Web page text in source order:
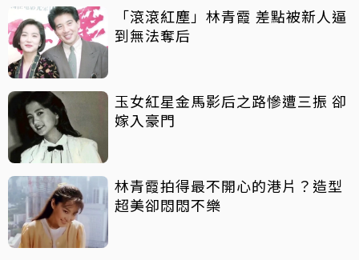
「滾滾紅塵」林青霞 差點被新人逼
到無法奪后
玉女紅星金馬影后之路慘遭三振 卻
嫁入豪門
林青霞拍得最不開心的港片？造型
超美卻悶悶不樂